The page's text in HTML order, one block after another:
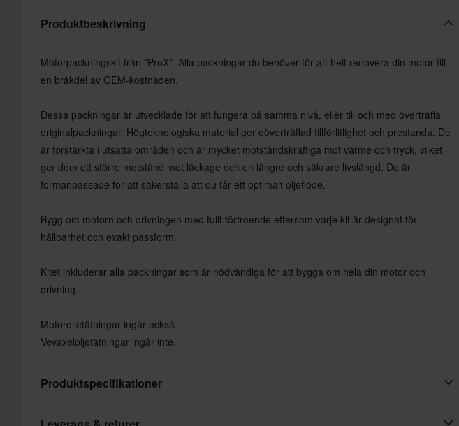
Produktbeskrivning
Motorpackningskit från "ProX". Alla packningar du behöver för att helt renovera din motor till
en bråkdel av OEM-kostnaden.
Dessa packningar är utvecklade för att fungera på samma nivå, eller till och med överträffa
originalpackningar. Högteknologiska material ger oöverträffad tillförlitlighet och prestanda. De
är förstärkta i utsatta områden och är mycket motståndskraftiga mot värme och tryck, vilket
ger dem ett större motstånd mot läckage och en längre och säkrare livslängd. De är
formanpassade för att säkerställa att du får ett optimalt oljeflöde.
Bygg om motorn och drivningen med fullt förtroende eftersom varje kit är designat för
hållbarhet och exakt passform.
Kitet inkluderar alla packningar som är nödvändiga för att bygga om hela din motor och
drivning.
Motoroljetätningar ingår också.
Vevaxeloljetätningar ingår inte.
Produktspecifikationer